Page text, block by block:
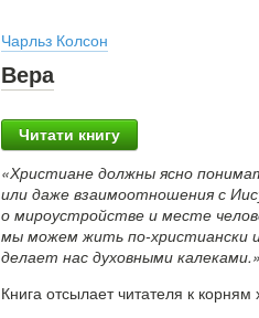
Чарльз Колсон
Вера
Читати книгу
«Христиане должны ясно
или даже взаимоотношения с
о мироустройстве и месте
мы можем жить по-христиански
делает нас духовными
Книга отсылает читателя к